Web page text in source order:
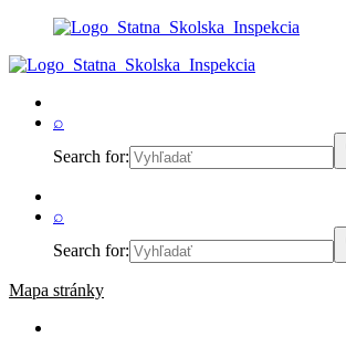
⌕
Search for:
⌕
Search for:
Mapa stránky